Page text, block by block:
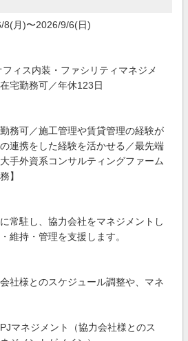
8(月)〜2026/9/6(日)
フィス内装・ファシリティマネジメ
宅勤務可／年休123日
務可／施工管理や賃貸管理の経験が
連携をした経験を活かせる／最先端
手外資系コンサルティングファーム
】
常駐し、協力会社をマネジメントし
維持・管理を支援します。
社様とのスケジュール調整や、マネ
マネジメント（協力会社様とのス